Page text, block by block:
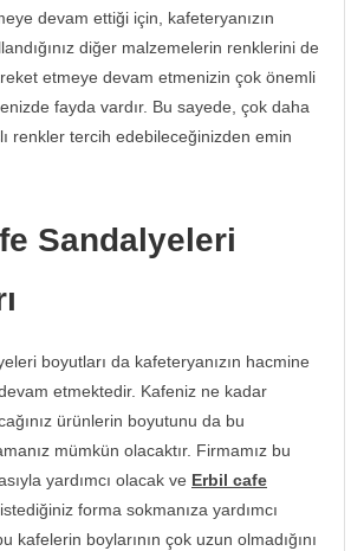
devam ettiği için, kafeteryanızın
diğer malzemelerin renklerini de
etmeye devam etmenizin çok önemli
fayda vardır. Bu sayede, çok daha
renkler tercih edebileceğinizden emin
Sandalyeleri
boyutları da kafeteryanızın hacmine
etmektedir. Kafeniz ne kadar
ürünlerin boyutunu da bu
mümkün olacaktır. Firmamız bu
yardımcı olacak ve Erbil cafe
forma sokmanıza yardımcı
kafelerin boylarının çok uzun olmadığını